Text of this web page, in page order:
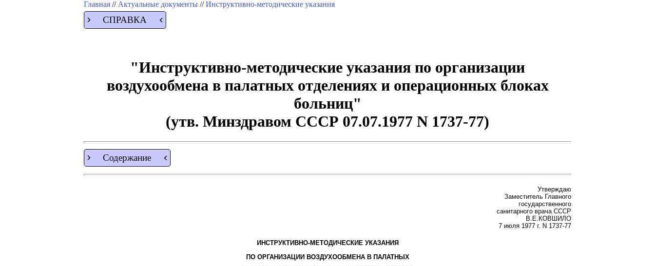
Главная // Актуальные документы //Инструктивно-методические указания
СПРАВКА
"Инструктивно-методические указания по организации
воздухообмена в палатных отделениях и операционных блоках
больниц"
(утв. Минздравом СССР 07.07.1977 N 1737-77)
Содержание
Утверждаю
Заместитель Главного
государственного
санитарного врача СССР
В.Е.КОВШИЛО
7 июля 1977 г. N 1737-77
ИНСТРУКТИВНО-МЕТОДИЧЕСКИЕ УКАЗАНИЯ
ПО ОРГАНИЗАЦИИ ВОЗДУХООБМЕНА В ПАЛАТНЫХ